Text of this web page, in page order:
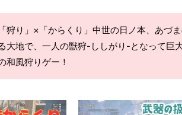
「狩り」×「からくり」中世の日ノ本、あ
大地で、一人の獣狩-ししがり-となって巨
和風狩りゲー！